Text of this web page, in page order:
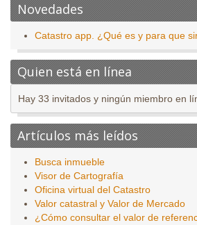
Novedades
Catastro app. ¿Qué es y para que
Quien está en línea
Hay 33 invitados y ningún miembro en
Artículos más leídos
Busca inmueble
Visor de Cartografía
Oficina virtual del Catastro
Valor catastral y Valor de Mercado
¿Cómo consultar el valor de